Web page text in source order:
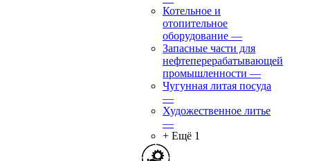
Котельное и
отопительное
оборудование —
Запасные части для
нефтеперерабатывающей
промышленности —
Чугунная литая посуда
—
Художественное литье
—
+ Ещё 1